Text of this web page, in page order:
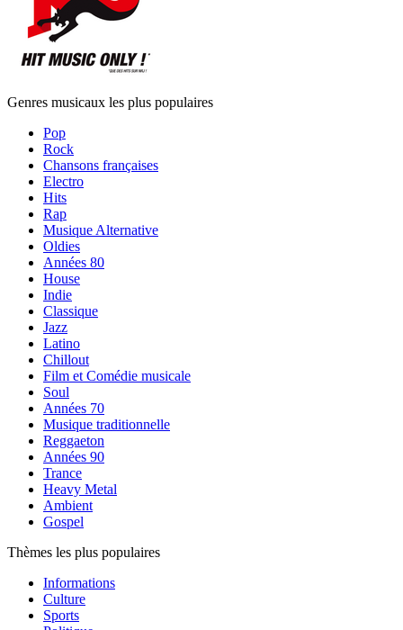
Genres musicaux les plus populaires
Pop
Rock
Chansons françaises
Electro
Hits
Rap
Musique Alternative
Oldies
Années 80
House
Indie
Classique
Jazz
Latino
Chillout
Film et Comédie musicale
Soul
Années 70
Musique traditionnelle
Reggaeton
Années 90
Trance
Heavy Metal
Ambient
Gospel
Thèmes les plus populaires
Informations
Culture
Sports